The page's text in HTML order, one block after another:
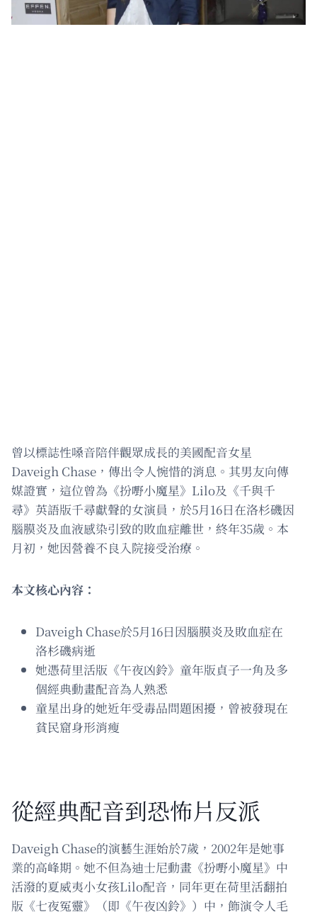
曾以標誌性嗓音陪伴觀眾成長的美國配音女星
Daveigh Chase，傳出令人惋惜的消息。其男友向傳
媒證實，這位曾為《扮嘢小魔星》Lilo及《千與千
尋》英語版千尋獻聲的女演員，於5月16日在洛杉磯因
腦膜炎及血液感染引致的敗血症離世，終年35歲。本
月初，她因營養不良入院接受治療。
本文核心內容：
Daveigh Chase於5月16日因腦膜炎及敗血症在
洛杉磯病逝
她憑荷里活版《午夜凶鈴》童年版貞子一角及多
個經典動畫配音為人熟悉
童星出身的她近年受毒品問題困擾，曾被發現在
貧民窟身形消瘦
從經典配音到恐怖片反派
Daveigh Chase的演藝生涯始於7歲，2002年是她事
業的高峰期。她不但為迪士尼動畫《扮嘢小魔星》中
活潑的夏威夷小女孩Lilo配音，同年更在荷里活翻拍
版《七夜冤靈》（即《午夜凶鈴》）中，飾演令人毛